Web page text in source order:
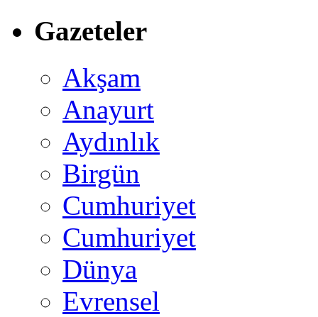
Gazeteler
Akşam
Anayurt
Aydınlık
Birgün
Cumhuriyet
Cumhuriyet
Dünya
Evrensel